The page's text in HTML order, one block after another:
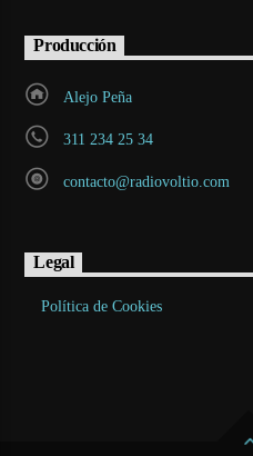
Producción
Alejo Peña
311 234 25 34
contacto@radiovoltio.com
Legal
Política de Cookies